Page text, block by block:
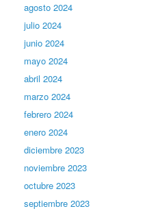
agosto 2024
julio 2024
junio 2024
mayo 2024
abril 2024
marzo 2024
febrero 2024
enero 2024
diciembre 2023
noviembre 2023
octubre 2023
septiembre 2023